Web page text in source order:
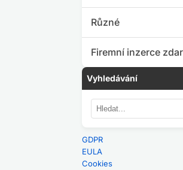
Různé
Firemní inzerce
Vyhledávání
GDPR
EULA
Cookies